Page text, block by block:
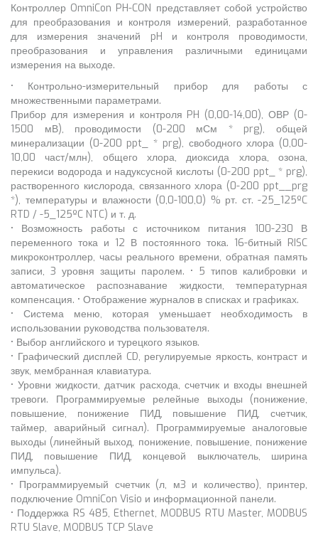
Контроллер OmniCon PH-CON представляет собой устройство
для преобразования и контроля измерений, разработанное
для измерения значений pH и контроля проводимости,
преобразования и управления различными единицами
измерения на выходе.
• Контрольно-измерительный прибор для работы с
множественными параметрами.
Прибор для измерения и контроля PH (0,00-14,00), ОВР (0-
1500 мВ), проводимости (0-200 мСм * prg), общей
минерализации (0-200 ppt_ * prg), свободного хлора (0,00-
10,00 част/млн), общего хлора, диоксида хлора, озона,
перекиси водорода и надуксусной кислоты (0-200 ppt_ * prg),
растворенного кислорода, связанного хлора (0-200 ppt__prg
*), температуры и влажности (0,0-100,0) % рт. ст. -25_125ºC
RTD / -5_125ºC NTC) и т. д.
• Возможность работы с источником питания 100-230 В
переменного тока и 12 В постоянного тока. 16-битный RISC
микроконтроллер, часы реального времени, обратная память
записи, 3 уровня защиты паролем. • 5 типов калибровки и
автоматическое распознавание жидкости, температурная
компенсация. • Отображение журналов в списках и графиках.
• Система меню, которая уменьшает необходимость в
использовании руководства пользователя.
• Выбор английского и турецкого языков.
• Графический дисплей CD, регулируемые яркость, контраст и
звук, мембранная клавиатура.
• Уровни жидкости, датчик расхода, счетчик и входы внешней
тревоги. Программируемые релейные выходы (понижение,
повышение, понижение ПИД, повышение ПИД, счетчик,
таймер, аварийный сигнал). Программируемые аналоговые
выходы (линейный выход, понижение, повышение, понижение
ПИД, повышение ПИД, концевой выключатель, ширина
импульса).
• Программируемый счетчик (л, м3 и количество), принтер,
подключение OmniCon Visio и информационной панели.
• Поддержка RS 485, Ethernet, MODBUS RTU Master, MODBUS
RTU Slave, MODBUS TCP Slave